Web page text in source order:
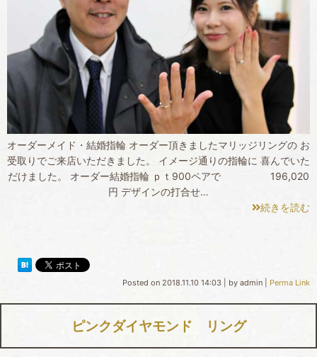
オーダーメイド・結婚指輪 オーダー頂きましたマリッジリングの お
受取りでご来店いただきました。 イメージ通りの指輪に 喜んでいた
だけました。 オーダー結婚指輪 ｐｔ900ペアで 196,020
円 デザインの打合せ…
続きを読む
Posted on 2018.11.10 14:03 by admin Perma Link
ピンクダイヤモンド リング